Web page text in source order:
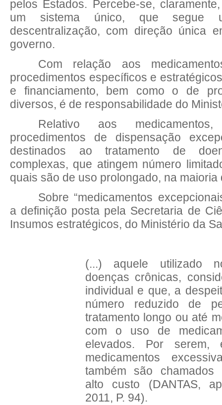
pelos Estados. Percebe-se,
um sistema único, que segue
descentralização, com direção única
governo.
Com relação aos
procedimentos específicos e
e financiamento, bem como o de
diversos, é de responsabilidade do
Relativo aos
procedimentos de dispensação
destinados ao tratamento de
complexas, que atingem número
quais são de uso prolongado, na maioria
Sobre “medicamentos
a definição posta pela Secretaria de
Insumos estratégicos, do Ministério da
(...) aquele utilizado
doenças crônicas,
individual e que, a
número reduzido de
tratamento longo ou até
com o uso de
elevados. Por serem,
medicamentos
também são chamados
alto custo (DANTAS,
2011, P. 94).